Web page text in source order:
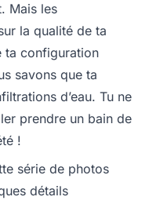
Mais les
la qualité de ta
ta configuration
savons que ta
d’eau. Tu ne
prendre un bain de
!
série de photos
détails